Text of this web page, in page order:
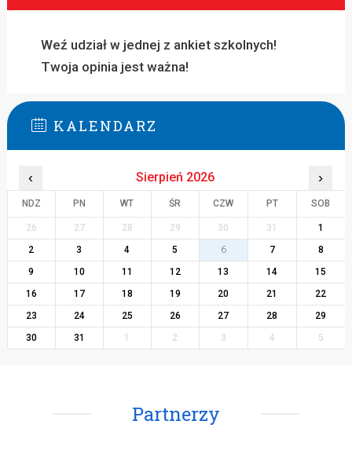
Weź udział w jednej z ankiet szkolnych!
Twoja opinia jest ważna!
KALENDARZ
‹ Sierpień 2026 ›
NDZ PN WT ŚR CZW PT SOB
26 27 28 29 30 31
1
2
3 4 5 6 7
8
9
10 11 12 13 14
15
16
17 18 19 20 21
22
23
24 25 26 27 28
29
30
31 1 2 3 4 5
Partnerzy